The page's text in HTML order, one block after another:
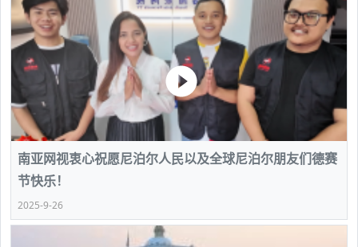
南亚网视衷心祝愿尼泊尔人民以及全球尼泊尔朋友们德赛
节快乐！
2025-9-26